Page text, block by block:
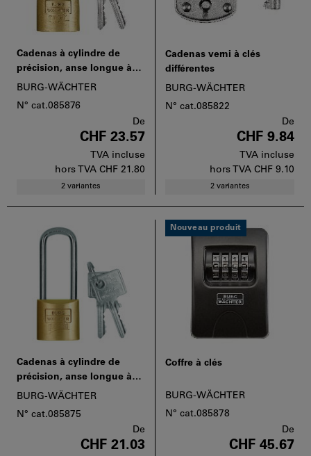
Cadenas à cylindre de
précision, anse longue à
fermeture universelle (clés
BURG-WÄCHTER
N° cat.085876
De
CHF 23.57
TVA incluse
hors TVA CHF 21.80
2 variantes
Cadenas verni à clés
différentes
BURG-WÄCHTER
N° cat.085822
De
CHF 9.84
TVA incluse
hors TVA CHF 9.10
2 variantes
Cadenas à cylindre de
précision, anse longue à
clés différentes
BURG-WÄCHTER
N° cat.085875
De
CHF 21.03
Nouveau produit
Coffre à clés
BURG-WÄCHTER
N° cat.085878
De
CHF 45.67